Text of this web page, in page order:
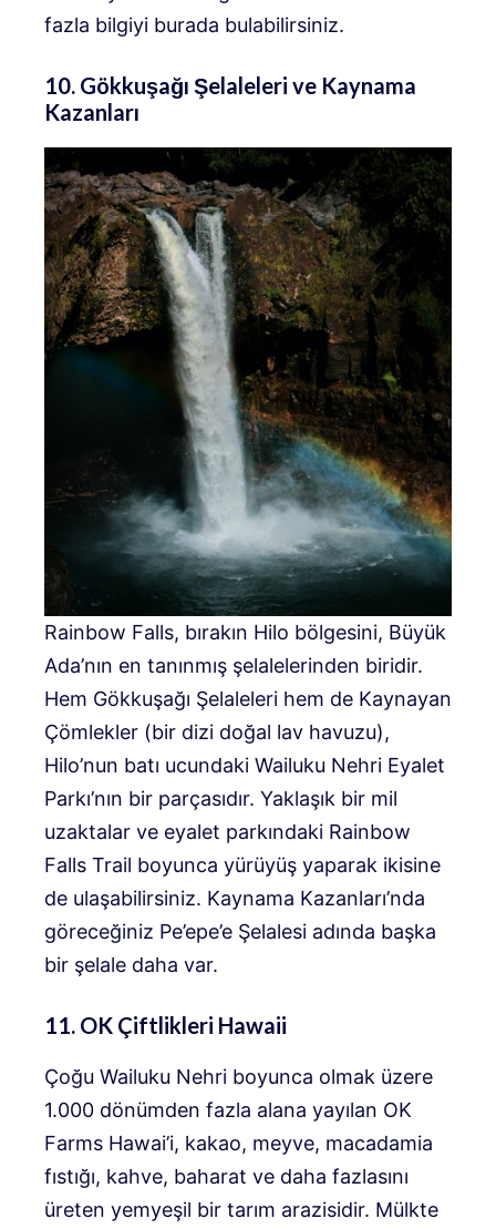
fazla bilgiyi burada bulabilirsiniz.
10. Gökkuşağı Şelaleleri ve Kaynama
Kazanları
Rainbow Falls, bırakın Hilo bölgesini, Büyük
Ada’nın en tanınmış şelalelerinden biridir.
Hem Gökkuşağı Şelaleleri hem de Kaynayan
Çömlekler (bir dizi doğal lav havuzu),
Hilo’nun batı ucundaki Wailuku Nehri Eyalet
Parkı’nın bir parçasıdır. Yaklaşık bir mil
uzaktalar ve eyalet parkındaki Rainbow
Falls Trail boyunca yürüyüş yaparak ikisine
de ulaşabilirsiniz. Kaynama Kazanları’nda
göreceğiniz Pe’epe’e Şelalesi adında başka
bir şelale daha var.
11. OK Çiftlikleri Hawaii
Çoğu Wailuku Nehri boyunca olmak üzere
1.000 dönümden fazla alana yayılan OK
Farms Hawai’i, kakao, meyve, macadamia
fıstığı, kahve, baharat ve daha fazlasını
üreten yemyeşil bir tarım arazisidir. Mülkte